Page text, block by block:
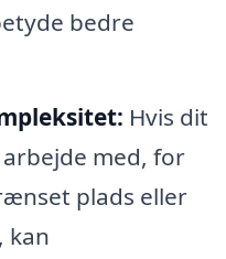
bedre
Hvis dit
med, for
plads eller
kan